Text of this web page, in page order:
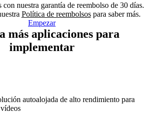
con nuestra garantía de reembolso de 30 días.
Política de reembolsospara saber más.
Empezar
más aplicaciones para
implementar
autoalojada de alto rendimiento para